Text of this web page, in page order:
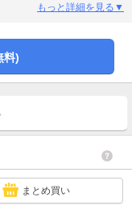
者の確かな知見に基づ
もっと詳細を見る▼
料)
まとめ買い